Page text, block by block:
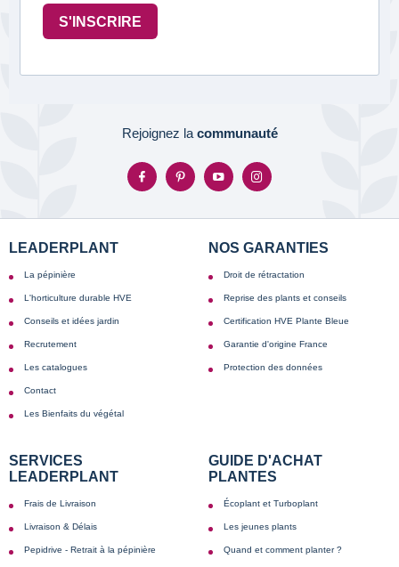
S'INSCRIRE
Rejoignez la communauté
LEADERPLANT
La pépinière
L'horticulture durable HVE
Conseils et idées jardin
Recrutement
Les catalogues
Contact
Les Bienfaits du végétal
NOS GARANTIES
Droit de rétractation
Reprise des plants et conseils
Certification HVE Plante Bleue
Garantie d'origine France
Protection des données
SERVICES
LEADERPLANT
Frais de Livraison
Livraison & Délais
Pepidrive - Retrait à la pépinière
GUIDE D'ACHAT
PLANTES
Écoplant et Turboplant
Les jeunes plants
Quand et comment planter ?